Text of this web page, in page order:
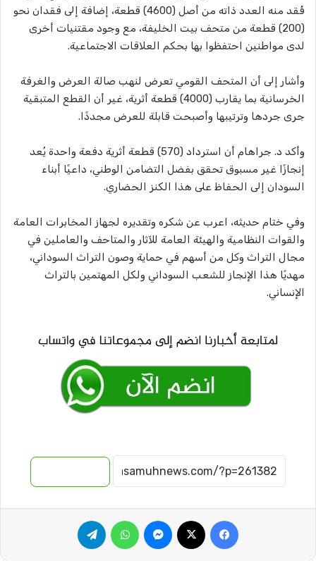
فُقد منه العدد ذاته من أصل (4600) قطعة، إضافة إلى فقدان نحو
(200) قطعة من متحف بيت الخليفة، مع وجود مقتنيات أخرى
لدى مواطنين احتفظوا بها بحكم العلاقات الاجتماعية.
وأشار إلى أن المتحف القومي تعرض لنهب صالة العرض والغرفة
الخرسانية بما يقارب (4000) قطعة أثرية، غير أن القطع المتبقية
جرى جردها وترتيبها وأصبحت قابلة للعرض مجددًا.
وأكد د. جراهام أن استرداد (570) قطعة أثرية دفعة واحدة يُعد
إنجازًا غير مسبوق تحقق بفضل التضامن الوطني، داعيًا أبناء
السودان إلى الحفاظ على هذا الكنز الحضاري.
وفي ختام حديثه، اعرب عن شكره وتقديره لجهاز المخابرات العامة
والقوات النظامية والهيئة العامة للآثار والمتاحف والعاملين في
مجال التراث وكل من أسهم في حماية وصون التراث السوداني،
مهديًا هذا الإنجاز للشعب السوداني ولكل المهتمين بالتراث
الإنساني.
فيسبوك ماسنجر واتساب